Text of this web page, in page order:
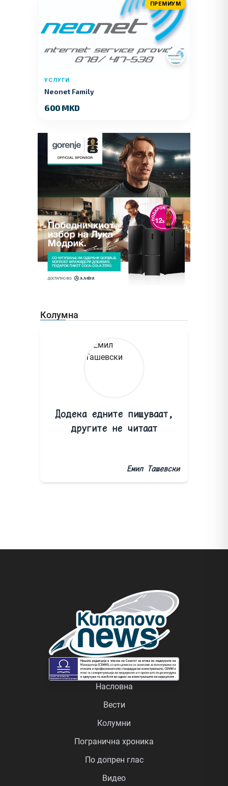
ПРЕМИУМ
УСЛУГИ
Neonet Family
600 MKD
Колумна
Додека едните пишуваат,
другите не читаат
Емил Ташевски
Насловна
Вести
Колумни
Погранична хроника
По допрен глас
Видео